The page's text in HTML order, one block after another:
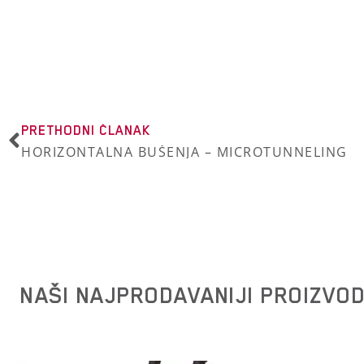
PRETHODNI ČLANAK
HORIZONTALNA BUŠENJA – MICROTUNNELING
NAŠI NAJPRODAVANIJI